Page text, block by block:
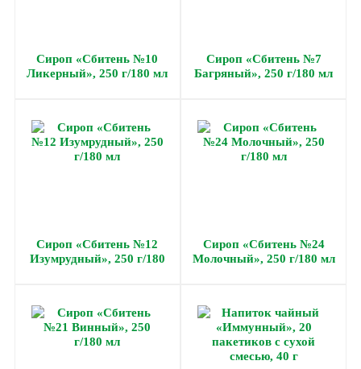
Сироп «Сбитень №10
Ликерный», 250 г/180 мл
Сироп «Сбитень №7
Багряный», 250 г/180 мл
Сироп «Сбитень №12
Изумрудный», 250 г/180
Сироп «Сбитень №24
Молочный», 250 г/180 мл